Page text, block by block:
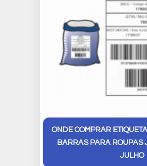
ONDE COMPRAR
BARRAS PARA ROUPAS
JULHO